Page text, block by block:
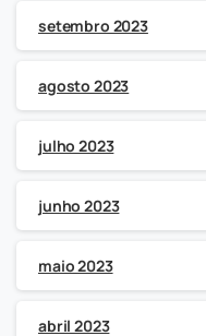
setembro 2023
agosto 2023
julho 2023
junho 2023
maio 2023
abril 2023